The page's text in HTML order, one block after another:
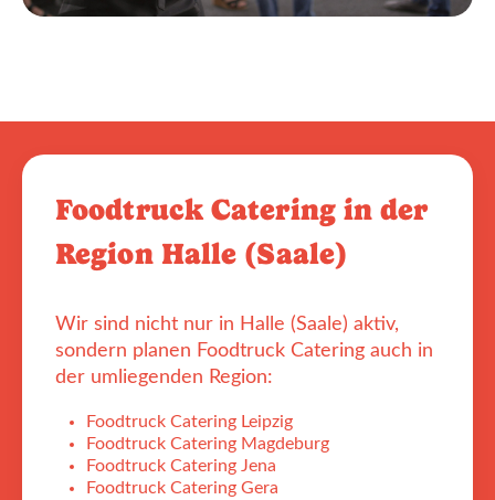
Foodtruck Catering in der
Region Halle (Saale)
Wir sind nicht nur in Halle (Saale) aktiv,
sondern planen Foodtruck Catering auch in
der umliegenden Region:
Foodtruck Catering Leipzig
Foodtruck Catering Magdeburg
Foodtruck Catering Jena
Foodtruck Catering Gera